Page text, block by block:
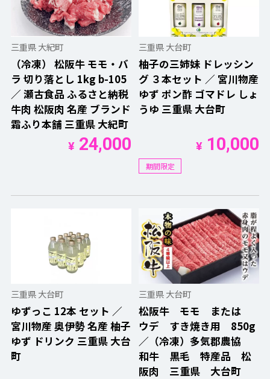
三重県 大紀町
（冷凍） 松阪牛 モモ・バ
ラ 切り落とし 1kg b-105
／ 瀬古食品 ふるさと納税
牛肉 松阪肉 名産 ブランド
霜ふり本舗 三重県 大紀町
¥24,000
三重県 大台町
柚子の三姉妹 ドレッシン
グ ３本セット ／ 宮川物産
ゆず ポン酢 ゴマドレ しょ
うゆ 三重県 大台町
¥10,000
期間限定
三重県 大台町
ゆずっこ 12本 セット ／
宮川物産 奥伊勢 名産 柚子
ゆず ドリンク 三重県 大台
町
三重県 大台町
松阪牛 モモ または
ウデ すき焼き用 850g
／（冷凍）多気郡農協
和牛 黒毛 特産品 松
阪肉 三重県 大台町